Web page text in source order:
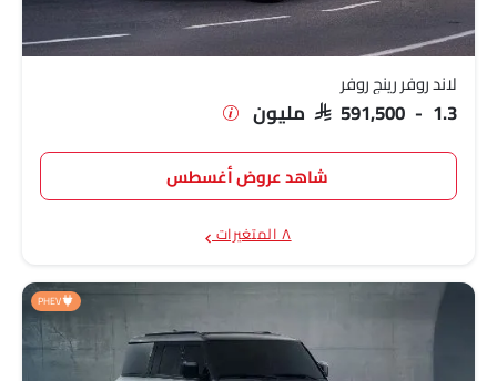
لاند روفر رانج روفر
سبورت
SAR 466,095 - 1.1
مليون
لاند روفر رينج روفر
SAR 591,500 - 1.3 مليون
شاهد عروض أغسطس
٨ المتغيرات
PHEV